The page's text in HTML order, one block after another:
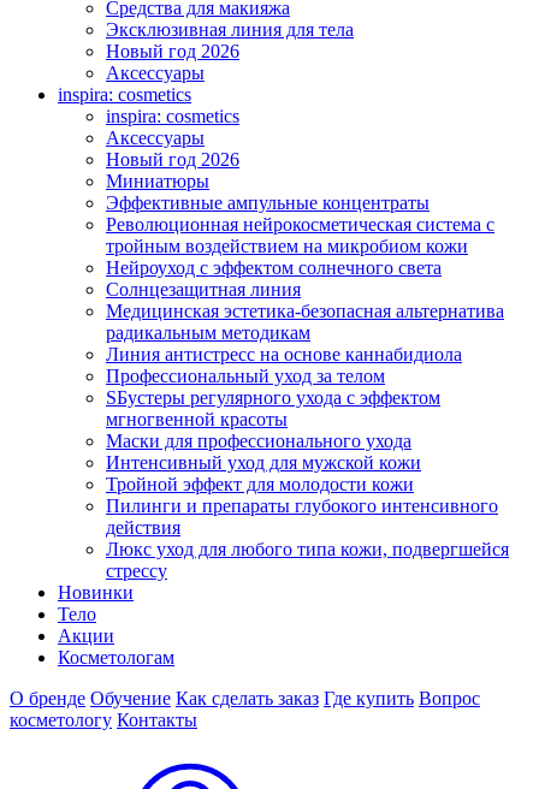
Средства для макияжа
Эксклюзивная линия для тела
Новый год 2026
Аксессуары
inspira: cosmetics
inspira: cosmetics
Аксессуары
Новый год 2026
Миниатюры
Эффективные ампульные концентраты
Революционная нейрокосметическая система с
тройным воздействием на микробиом кожи
Нейроуход с эффектом солнечного света
Солнцезащитная линия
Медицинская эстетика-безопасная альтернатива
радикальным методикам
Линия антистресс на основе каннабидиола
Профессиональный уход за телом
SБустеры регулярного ухода с эффектом
мгногвенной красоты
Маски для профессионального ухода
Интенсивный уход для мужской кожи
Тройной эффект для молодости кожи
Пилинги и препараты глубокого интенсивного
действия
Люкс уход для любого типа кожи, подвергшейся
стрессу
Новинки
Тело
Акции
Косметологам
О бренде Обучение Как сделать заказ Где купить Вопрос
косметологу Контакты